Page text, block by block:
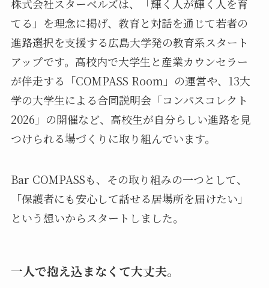
株式会社スターベルズは、「輝く人が輝く人を育
てる」を理念に掲げ、教育と対話を通じて若者の
進路選択を支援する広島大学発の教育系スタート
アップです。高校内で大学生と産業カウンセラー
が伴走する「COMPASS Room」の運営や、13大
学の大学生による合同説明会「コンパスコレクト
2026」の開催など、高校生が自分らしい進路を見
つけられる場づくりに取り組んでいます。
Bar COMPASSも、その取り組みの一つとして、
「保護者にも安心して話せる居場所を届けたい」
という想いからスタートしました。
一人で抱え込まなくて大丈夫。